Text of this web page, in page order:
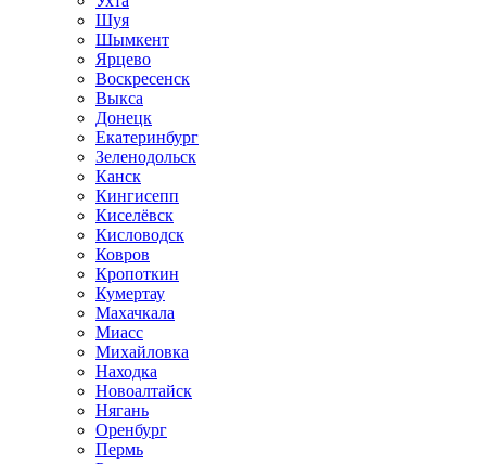
Шуя
Шымкент
Ярцево
Воскресенск
Выкса
Донецк
Екатеринбург
Зеленодольск
Канск
Кингисепп
Киселёвск
Кисловодск
Ковров
Кропоткин
Кумертау
Махачкала
Миасс
Михайловка
Находка
Новоалтайск
Нягань
Оренбург
Пермь